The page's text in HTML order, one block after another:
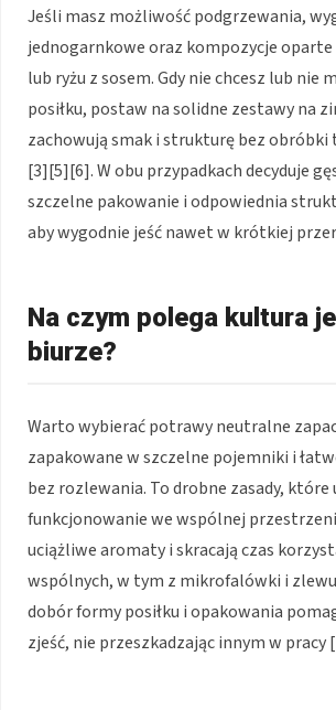
Jeśli masz możliwość podgrzewania,
jednogarnkowe oraz kompozycje
lub ryżu z sosem. Gdy nie chcesz lub nie
posiłku, postaw na solidne zestawy na
zachowują smak i strukturę bez
[3][5][6]. W obu przypadkach decyduje
szczelne pakowanie i odpowiednia
aby wygodnie jeść nawet w krótkiej
Na czym polega kultura
biurze?
Warto wybierać potrawy neutralne
zapakowane w szczelne pojemniki i
bez rozlewania. To drobne zasady, które
funkcjonowanie we wspólnej
uciążliwe aromaty i skracają czas
wspólnych, w tym z mikrofalówki i
dobór formy posiłku i opakowania
zjeść, nie przeszkadzając innym w pracy